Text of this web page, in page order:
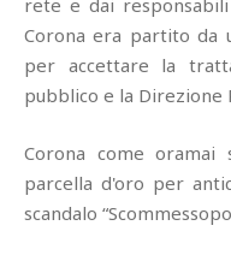
rete e dai
Corona era partito da
per accettare la
pubblico e la Direzione
Corona come oramai
parcella d'oro per
scandalo